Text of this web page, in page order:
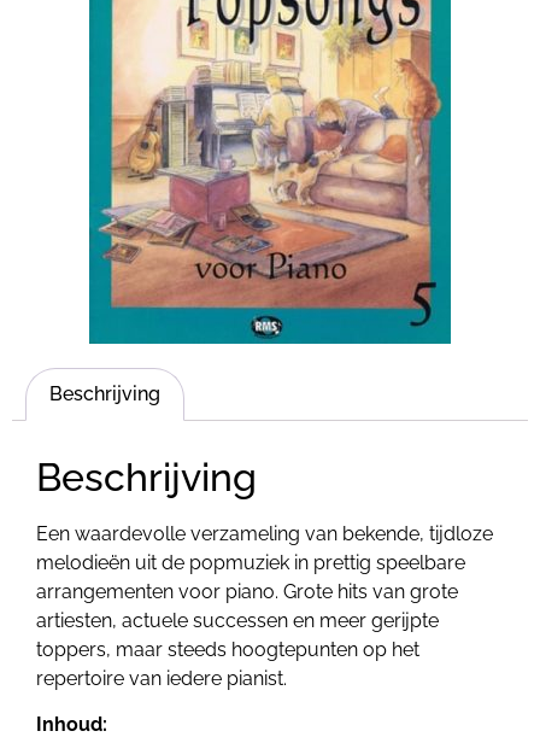
Beschrijving
Beschrijving
Een waardevolle verzameling van bekende, tijdloze
melodieën uit de popmuziek in prettig speelbare
arrangementen voor piano. Grote hits van grote
artiesten, actuele successen en meer gerijpte
toppers, maar steeds hoogtepunten op het
repertoire van iedere pianist.
Inhoud: